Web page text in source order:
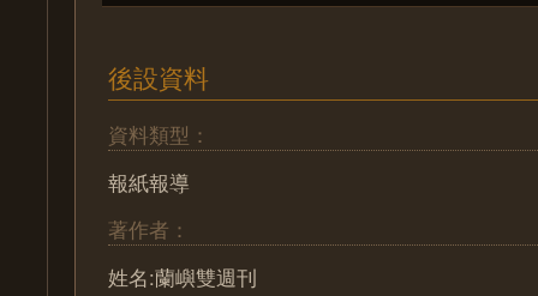
後設資料
資料類型：
報紙報導
著作者：
姓名:蘭嶼雙週刊